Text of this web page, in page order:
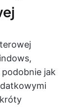
jak